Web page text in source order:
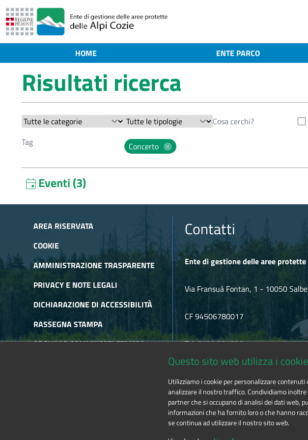
HOME ENTE PARCO
Risultati ricerca
Concerto
eventEventi (3)
Ludovico Sanmartino e la sua Band11 Gennaio 2025
Sabato 11 gennaio 2025 ore 21 al Circolo del Cels, Exilles, spettacolo musicale
Concerto "L'amor che move il sole e l'altre stelle" a Villar Focchiardo
"L'AMOR CHE MOVE IL SOLE E L'ALTRE STELLE", Concerto eseguito dal coro
Ingresso libero
Concerto "Ritratti" a Villar Focchiardo
28 Luglio 2024
RITRATTI - Personaggi famosi e di fantasia raccontati in musica. Concerto eseguito
AREA RISERVATA
COOKIE
AMMINISTRAZIONE TRASPARENTE
PRIVACY E NOTE LEGALI
DICHIARAZIONE DI ACCESSIBILITÀ
RASSEGNA STAMPA
ARCHIVIO COMUNICATI STAMPA
Contatti
Ente di gestione delle aree protette
Via Fransuà Fontan, 1 - 10050
CF 94506780017
Tel. 0122.854720
Questo sito web utilizza i cookie
Utilizziamo i cookie per personalizzare
analizzare il nostro traffico. Condividiamo
partner che si occupano di analisi dei dati web,
informazioni che ha fornito loro o che hanno
se continua ad utilizzare il nostro sito web.